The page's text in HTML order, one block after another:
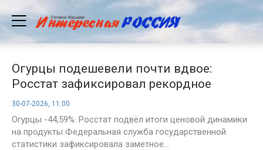
Огурцы подешевели почти вдвое:
Росстат зафиксировал рекордное
снижение цен
30-07-2026, 11:00
Огурцы -44,59%: Росстат подвёл итоги ценовой динамики
на продукты Федеральная служба государственной
статистики зафиксировала заметное...